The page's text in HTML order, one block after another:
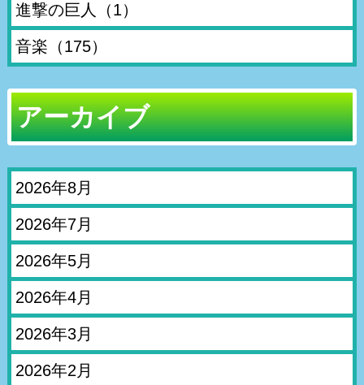
進撃の巨人 （1）
音楽 （175）
アーカイブ
2026年8月
2026年7月
2026年5月
2026年4月
2026年3月
2026年2月